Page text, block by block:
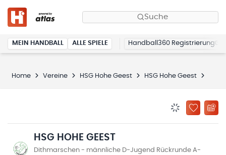
Suche
MEIN HANDBALL ALLE SPIELE Handball360 Registrierung
Home Vereine HSG Hohe Geest HSG Hohe Geest
ZU
HSG HOHE GEEST
Dithmarschen - männliche D-Jugend Rückrunde A-